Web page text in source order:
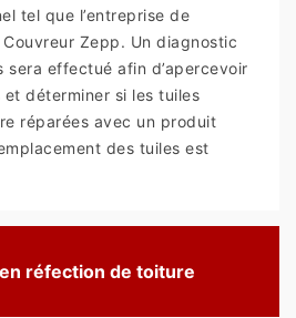
tel que l’entreprise de
Zepp. Un diagnostic
sera effectué afin d’apercevoir
et déterminer si les tuiles
réparées avec un produit
des tuiles est
réfection de toiture